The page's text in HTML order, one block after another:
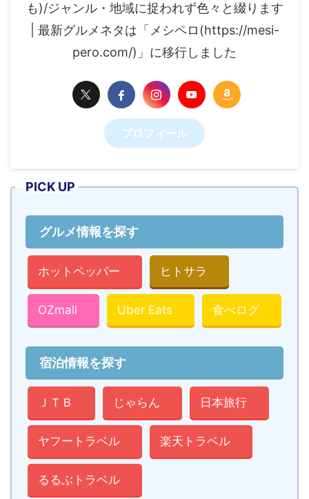
も)/ジャンル・地域に捉われず色々と綴ります
| 最新グルメネタは「メシペロ(https://mesi-
pero.com/)」に移行しました
プロフィール
PICK UP
グルメ情報を探す
ホットペッパー ヒトサラ
OZmall Uber Eats 食べログ
宿泊情報を探す
ＪＴＢ じゃらん 日本旅行
ヤフートラベル 楽天トラベル
るるぶトラベル